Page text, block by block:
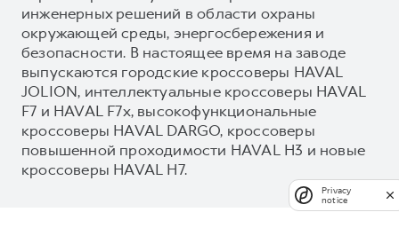
инженерных решений в области охраны
окружающей среды, энергосбережения и
безопасности. В настоящее время на заводе
выпускаются городские кроссоверы HAVAL
JOLION, интеллектуальные кроссоверы HAVAL
F7 и HAVAL F7x, высокофункциональные
кроссоверы HAVAL DARGO, кроссоверы
повышенной проходимости HAVAL H3 и новые
кроссоверы HAVAL H7.
Privacy
notice